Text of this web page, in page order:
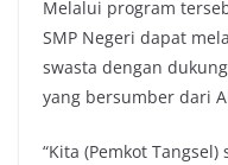
Melalui program
SMP Negeri dapat
swasta dengan
yang bersumber dari
“Kita (Pemkot